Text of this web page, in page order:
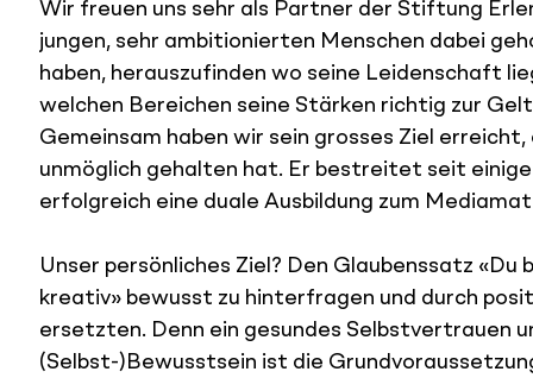
Wir freuen uns sehr als Partner der Stiftung
jungen, sehr ambitionierten Menschen dabei
haben, herauszufinden wo seine Leidenschaft
welchen Bereichen seine Stärken richtig zur
Gemeinsam haben wir sein grosses Ziel
unmöglich gehalten hat. Er bestreitet seit
erfolgreich eine duale Ausbildung zum
Unser persönliches Ziel? Den Glaubenssatz «Du
kreativ» bewusst zu hinterfragen und durch
ersetzten. Denn ein gesundes Selbstvertrauen
(Selbst-)Bewusstsein ist die